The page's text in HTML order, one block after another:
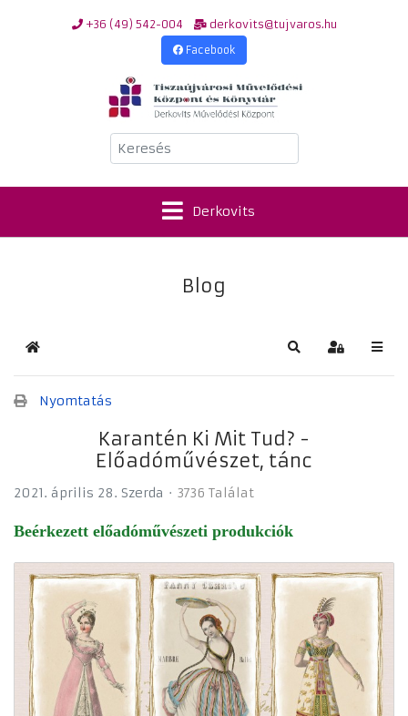
+36 (49) 542-004 derkovits@tujvaros.hu
Facebook
Keresés
Derkovits
Blog
Kezdőlap Keresés
Nyomtatás
Karantén Ki Mit Tud? -
Előadóművészet, tánc
2021. április 28. Szerda 3736 Találat
Beérkezett előadóművészeti produkciók